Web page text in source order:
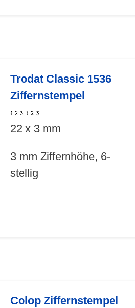
Trodat Classic 1536
Ziffernstempel
22 x 3 mm
3 mm Ziffernhöhe, 6-
stellig
Colop Ziffernstempel